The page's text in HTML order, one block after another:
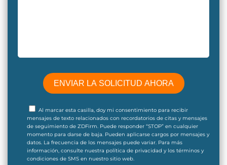
Al marcar esta casilla, doy mi consentimiento para recibir
mensajes de texto relacionados con recordatorios de citas y mensajes
de seguimiento de ZDFirm. Puede responder “STOP” en cualquier
momento para darse de baja. Pueden aplicarse cargos por mensajes y
datos. La frecuencia de los mensajes puede variar. Para más
información, consulte nuestra política de privacidad y los términos y
condiciones de SMS en nuestro sitio web.